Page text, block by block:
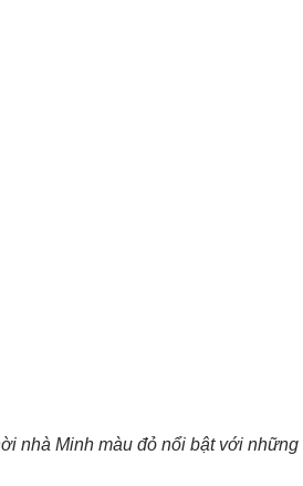
nhà Minh màu đỏ nổi bật với những